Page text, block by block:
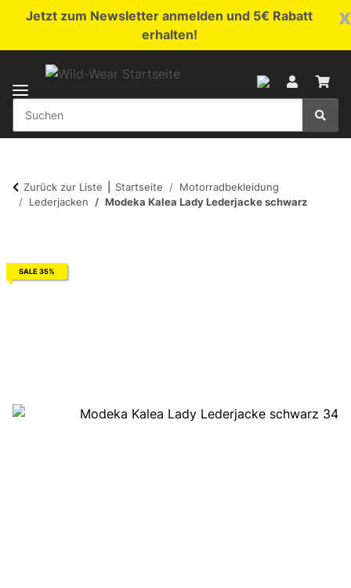
x
Jetzt zum Newsletter anmelden und 5€ Rabatt
erhalten!
Zurück zur Liste Startseite
Motorradbekleidung
Lederjacken
Modeka Kalea Lady Lederjacke schwarz
SALE 35%